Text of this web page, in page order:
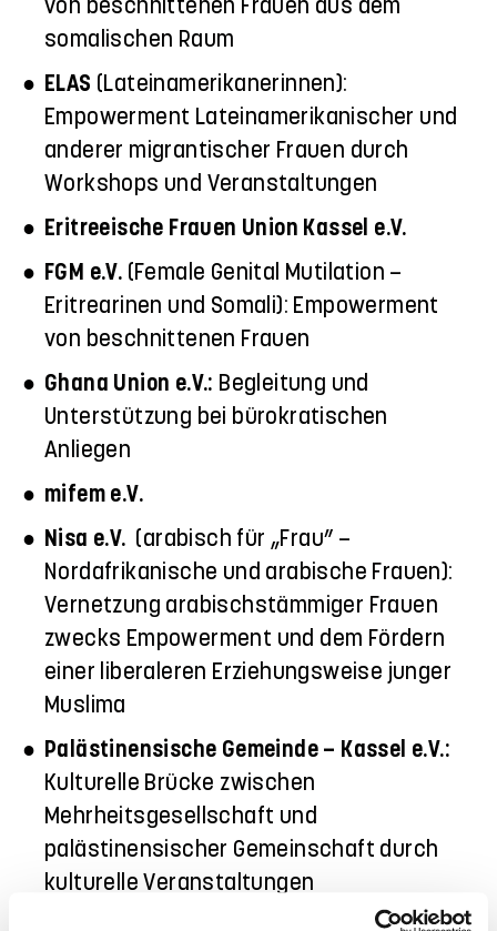
von beschnittenen Frauen aus dem
somalischen Raum
ELAS (Lateinamerikanerinnen):
Empowerment Lateinamerikanischer und
anderer migrantischer Frauen durch
Workshops und Veranstaltungen
Eritreeische Frauen Union Kassel e.V.
FGM e.V. (Female Genital Mutilation –
Eritrearinen und Somali): Empowerment
von beschnittenen Frauen
Ghana Union e.V.: Begleitung und
Unterstützung bei bürokratischen
Anliegen
mifem e.V.
Nisa e.V. (arabisch für „Frau” –
Nordafrikanische und arabische Frauen):
Vernetzung arabischstämmiger Frauen
zwecks Empowerment und dem Fördern
einer liberaleren Erziehungsweise junger
Muslima
Palästinensische Gemeinde – Kassel e.V.:
Kulturelle Brücke zwischen
Mehrheitsgesellschaft und
palästinensischer Gemeinschaft durch
kulturelle Veranstaltungen